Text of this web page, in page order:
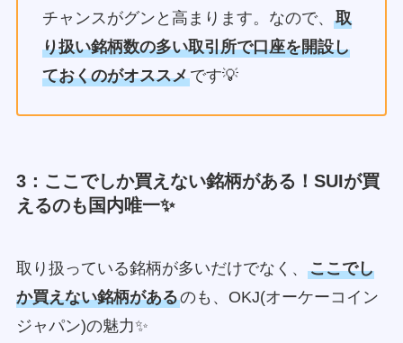
チャンスがグンと高まります。なので、 取
り扱い銘柄数の多い取引所で口座を開設し
ておくのがオススメです💡
3：ここでしか買えない銘柄がある！SUIが買
えるのも国内唯一✨
取り扱っている銘柄が多いだけでなく、 ここでし
か買えない銘柄があるのも、OKJ(オーケーコイン
ジャパン)の魅力✨